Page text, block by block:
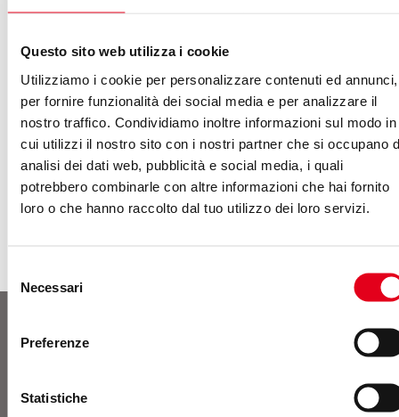
Questo sito web utilizza i cookie
Utilizziamo i cookie per personalizzare contenuti ed annunci,
per fornire funzionalità dei social media e per analizzare il
nostro traffico. Condividiamo inoltre informazioni sul modo in
cui utilizzi il nostro sito con i nostri partner che si occupano
analisi dei dati web, pubblicità e social media, i quali
potrebbero combinarle con altre informazioni che hai fornito
loro o che hanno raccolto dal tuo utilizzo dei loro servizi.
delNecessari
Preferenze
Statistiche
Proprio per questo in occasione del mese del
ogni piattaforma sono apparsi i colori e le
tematiche arcobaleno. Twitter si è mosso su
più fronti per sostenere i diritti LGBTQ.
L’account ufficiale per il gruppo LGBTQ
interno…